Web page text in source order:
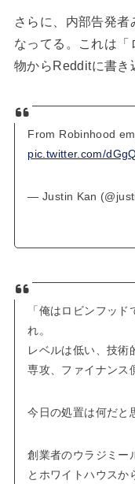
さらに、内部告発者
なってる。これは「
物からRedditに書き
From Robinhood
pic.twitter.com/
— Justin Kan
「俺はロビンフッ
れ。
レベルは低い、技術
専攻、ファイナンス
今日の処置は何だと
創業者のウラジミー
とホワイトハウスか